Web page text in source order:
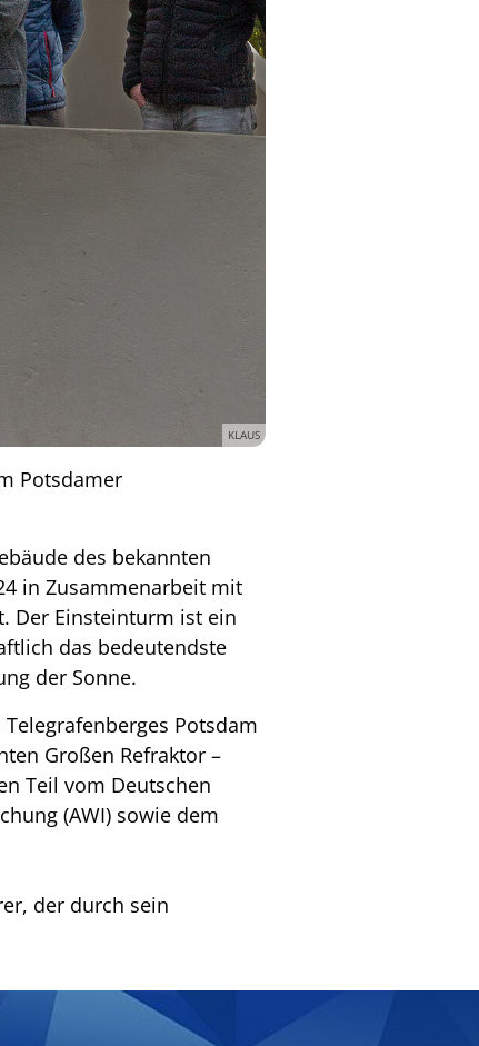
KLAUS
Potsdamer
des bekannten
in Zusammenarbeit mit
Der Einsteinturm ist ein
das bedeutendste
der Sonne.
Potsdam
Großen Refraktor –
Teil vom Deutschen
(AWI) sowie dem
der durch sein